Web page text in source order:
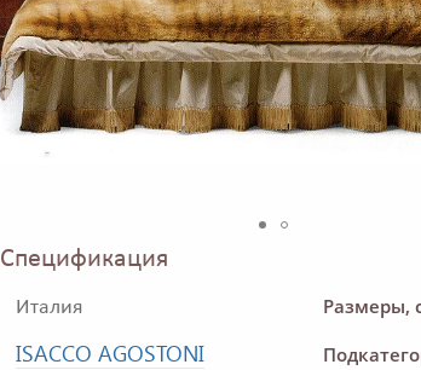
Спецификация
Италия
ISACCO AGOSTONI
Размеры,